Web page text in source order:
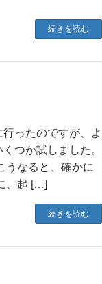
続きを読む
ったのですが、よ
つか試しました。
うなると、確かに
、起 […]
続きを読む